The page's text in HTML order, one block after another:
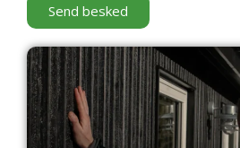
Send besked